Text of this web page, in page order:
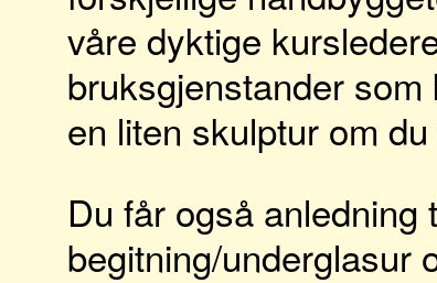
våre dyktige
bruksgjenstander
en liten skulptur om
Du får også anledning
begitning/underglasur